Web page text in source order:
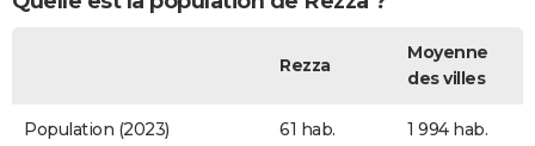
Rezza
Moyenne
des villes
Population (2023) 61 hab. 1 994 hab.